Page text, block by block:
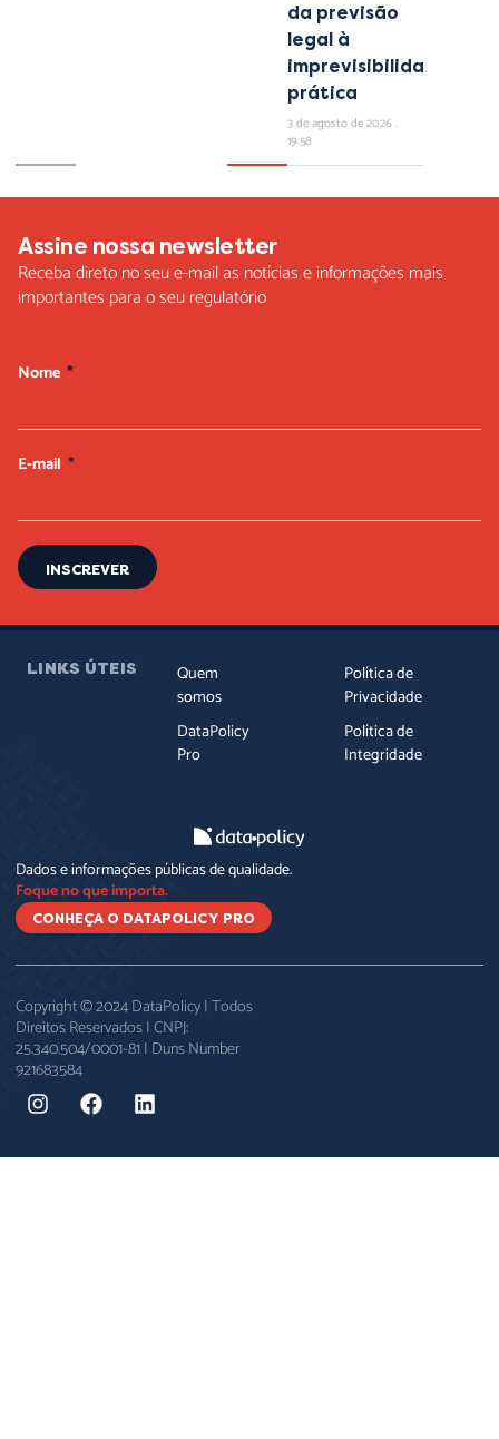
da previsão
legal à
imprevisibilidade
prática
3 de agosto de 2026
19:58
Assine nossa newsletter
Receba direto no seu e-mail as notícias e informações mais
importantes para o seu regulatório
Nome
E-mail
INSCREVER
LINKS ÚTEIS
Quem
somos
DataPolicy
Pro
Política de
Privacidade
Política de
Integridade
Dados e informações públicas de qualidade.
Foque no que importa.
CONHEÇA O DATAPOLICY PRO
Copyright © 2024 DataPolicy | Todos
Direitos Reservados | CNPJ:
25.340.504/0001-81 | Duns Number
921683584